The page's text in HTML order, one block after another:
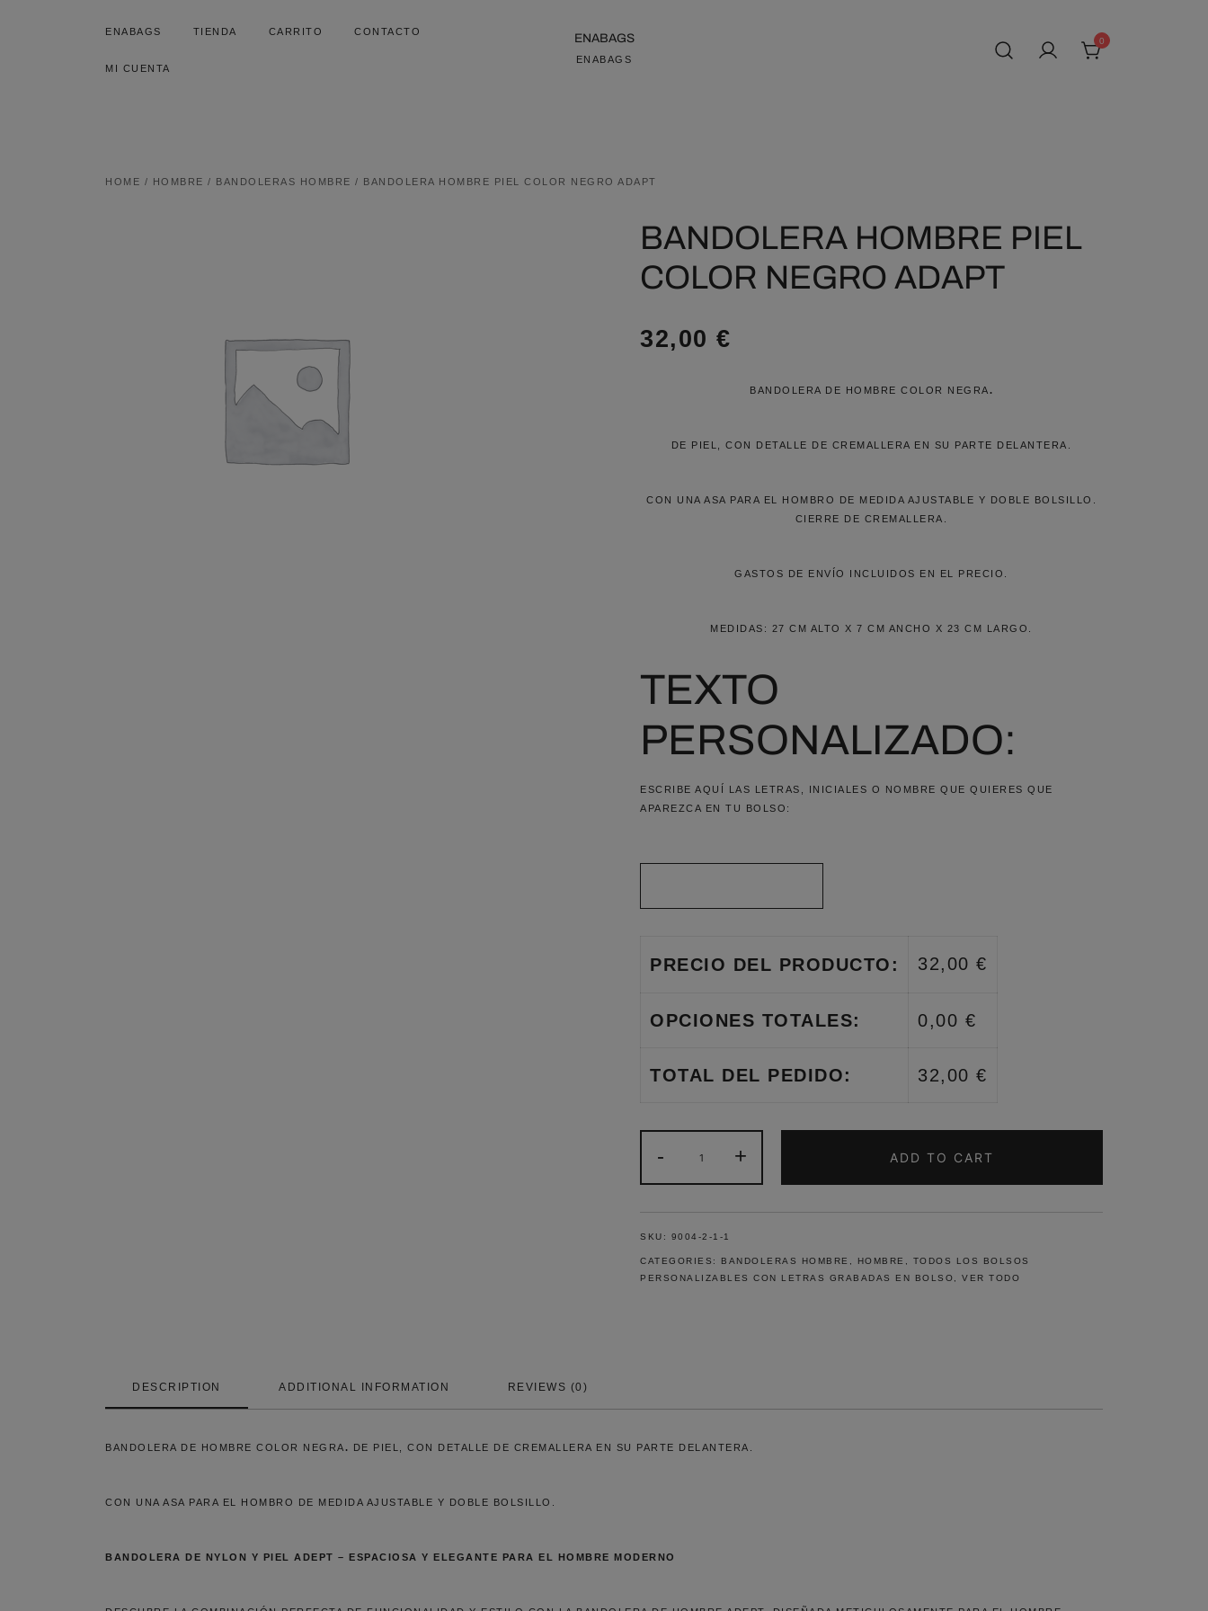
ENABAGS TIENDA CARRITO CONTACTO
MI CUENTA
ENABAGS
ENABAGS
0
HOME / HOMBRE / BANDOLERAS HOMBRE / BANDOLERA HOMBRE PIEL COLOR NEGRO ADAPT
BANDOLERA HOMBRE PIEL
COLOR NEGRO ADAPT
32,00 €
BANDOLERA DE HOMBRE COLOR NEGRA.
DE PIEL, CON DETALLE DE CREMALLERA EN SU PARTE DELANTERA.
CON UNA ASA PARA EL HOMBRO DE MEDIDA AJUSTABLE Y DOBLE BOLSILLO.
CIERRE DE CREMALLERA.
GASTOS DE ENVÍO INCLUIDOS EN EL PRECIO.
MEDIDAS: 27 CM ALTO X 7 CM ANCHO X 23 CM LARGO.
TEXTO
PERSONALIZADO:
ESCRIBE AQUÍ LAS LETRAS, INICIALES O NOMBRE QUE QUIERES QUE
APAREZCA EN TU BOLSO:
PRECIO DEL PRODUCTO: 32,00 €
OPCIONES TOTALES: 0,00 €
TOTAL DEL PEDIDO: 32,00 €
-
HOMBRE
NEGRO
ADAPT
+ ADD TO CART
SKU: 9004-2-1-1
CATEGORIES: BANDOLERAS HOMBRE HOMBRE
TODOS LOS BOLSOS
PERSONALIZABLES CON LETRAS GRABADAS EN BOLSO
VER TODO
DESCRIPTION ADDITIONAL INFORMATION REVIEWS (0)
BANDOLERA DE HOMBRE COLOR NEGRA. DE PIEL, CON DETALLE DE CREMALLERA EN SU PARTE DELANTERA.
CON UNA ASA PARA EL HOMBRO DE MEDIDA AJUSTABLE Y DOBLE BOLSILLO.
BANDOLERA DE NYLON Y PIEL ADEPT – ESPACIOSA Y ELEGANTE PARA EL HOMBRE MODERNO